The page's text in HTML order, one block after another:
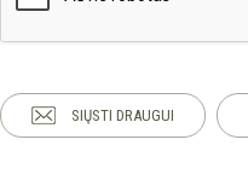
SIŲSTI DRAUGUI